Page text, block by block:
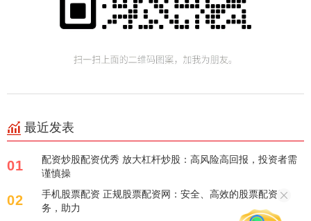
最近发表
01
配资炒股配资优秀 放大杠杆炒股：高风险高回报，投资者需
谨慎操
02
手机股票配资 正规股票配资网：安全、高效的股票配资服
务，助力